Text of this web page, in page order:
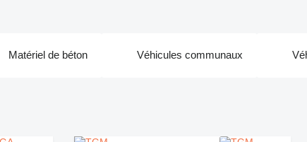
Matériel de béton Véhicules communaux